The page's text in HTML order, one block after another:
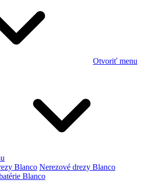
Otvoriť menu
Blanco Nerezové drezy Blanco
Blanco